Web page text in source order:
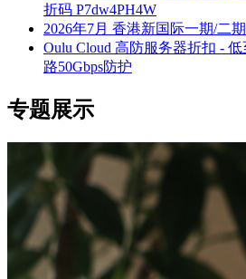
折码 P7dw4PH4W
2026年7月 香港新国际一期/二
Oulu Cloud 高防服务器折扣 -
路50Gbps防护
专题展示